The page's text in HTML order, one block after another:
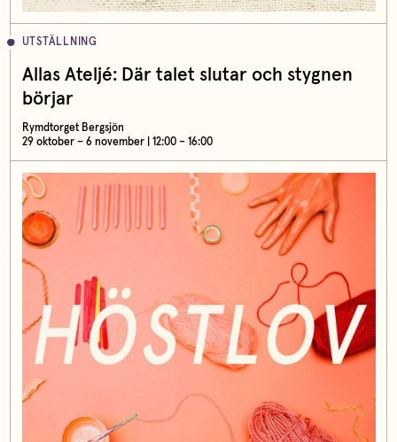
UTSTÄLLNING
Allas Ateljé: Där talet slutar och stygnen
börjar
Rymdtorget Bergsjön
29 oktober – 6 november | 12:00 – 16:00